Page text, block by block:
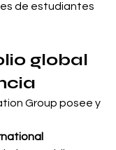
de estudiantes
global
Group posee y